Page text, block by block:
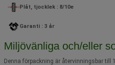
Plåt, tjocklek : 8/10e
Garanti : 3 år
Miljövänliga och/eller
Denna förpackning är återvinningsbar